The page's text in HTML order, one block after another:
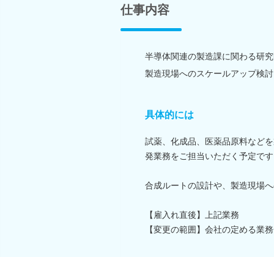
仕事内容
半導体関連の製造課に関わる研
製造現場へのスケールアップ検
具体的には
試薬、化成品、医薬品原料など
発業務をご担当いただく予定で
合成ルートの設計や、製造現場
【雇入れ直後】上記業務
【変更の範囲】会社の定める業